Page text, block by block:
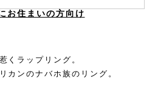
お住まいの方向け
くラップリング。
カンのナバホ族のリング。